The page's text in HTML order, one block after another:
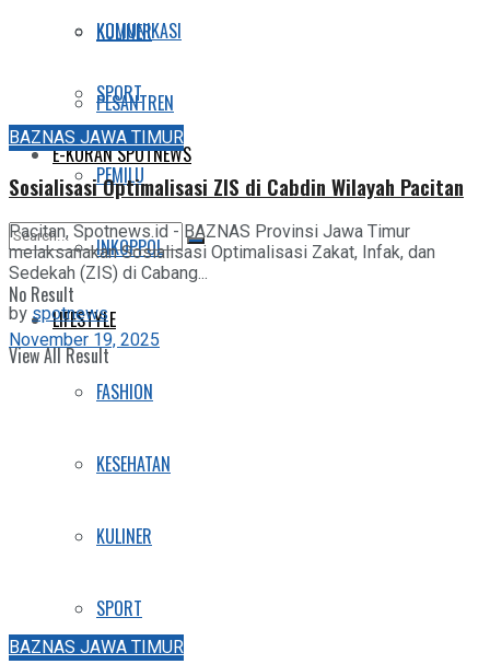
KULINER
SPORT
E-KORAN SPOTNEWS
No Result
View All Result
KOMUNIKASI
PESANTREN
PEMILU
INKOPPOL
LIFESTYLE
FASHION
KESEHATAN
KULINER
SPORT
BAZNAS JAWA TIMUR
Sosialisasi Optimalisasi ZIS di Cabdin Wilayah Pacitan
Pacitan, Spotnews.id - BAZNAS Provinsi Jawa Timur
melaksanakan Sosialisasi Optimalisasi Zakat, Infak, dan
Sedekah (ZIS) di Cabang...
byspotnews
November 19, 2025
BAZNAS JAWA TIMUR